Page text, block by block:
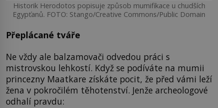
Historik Herodotos popisuje způsob mumifikace u chudších
Egypťanů. FOTO: Stango/Creative Commons/Public Domain
Přeplácané tváře
Ne vždy ale balzamovači odvedou práci s
mistrovskou lehkostí. Když se podíváte na mumii
princezny Maatkare získáte pocit, že před vámi leží
žena v pokročilém těhotenství. Jenže archeologové
odhalí pravdu: